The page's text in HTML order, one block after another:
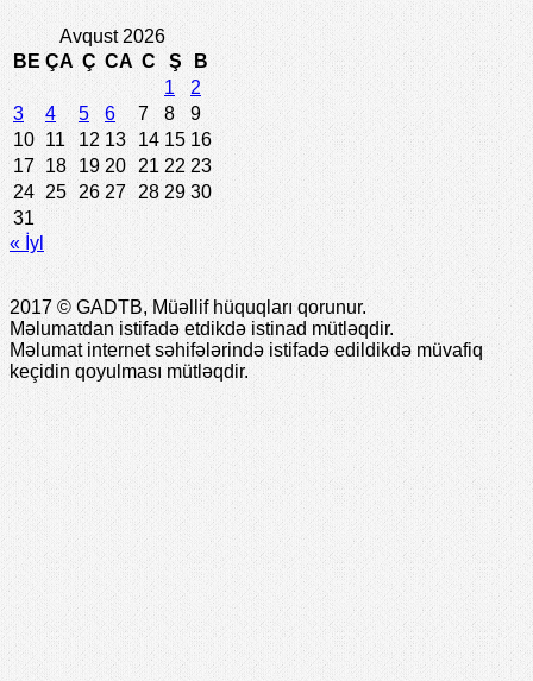
Avqust 2026
BE ÇA Ç CA C Ş
B
1
2
3
4 5 6 7 8
9
10 11 12 13 14 15 16
17 18 19 20 21 22 23
24 25 26 27 28 29 30
31
« İyl
2017 © GADTB, Müəllif hüquqları qorunur.
Məlumatdan istifadə etdikdə istinad mütləqdir.
Məlumat internet səhifələrində istifadə edildikdə müvafiq
keçidin qoyulması mütləqdir.